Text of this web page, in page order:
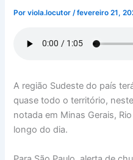
Porviola.locutor/fevereiro 21,
A região Sudeste do país
quase todo o território,
notada em Minas Gerais,
longo do dia.